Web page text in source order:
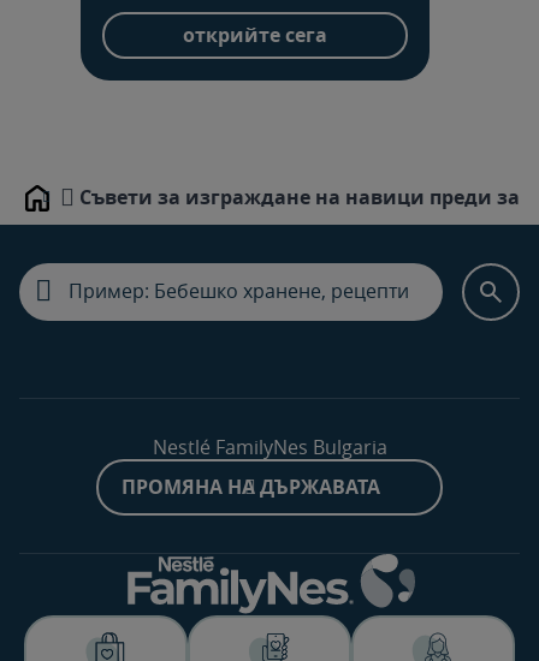
открийте сега
Home Съвети за изграждане на навици преди
Nestlé FamilyNes Bulgaria
ПРОМЯНА НА ДЪРЖАВАТА